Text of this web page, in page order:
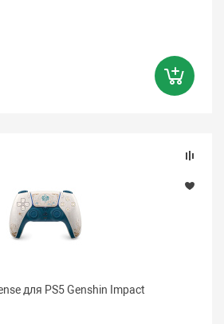
для PS5 Genshin Impact